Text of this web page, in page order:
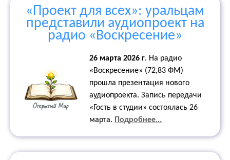
«Проект для всех»: уральцам
представили аудиопроект на
радио «Воскресение»
26 марта 2026 г. На радио
«Воскресение» (72,83 ФМ)
прошла презентация нового
аудиопроекта. Запись передачи
«Гость в студии» состоялась 26
марта. Подробнее...